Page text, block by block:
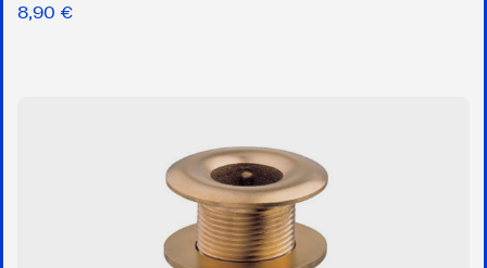
8,90 €